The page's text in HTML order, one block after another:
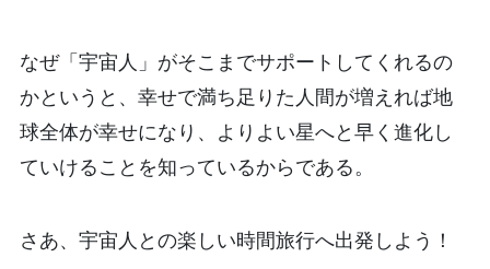
なぜ「宇宙人」がそこまでサポートしてくれるの
かというと、幸せで満ち足りた人間が増えれば地
球全体が幸せになり、よりよい星へと早く進化し
ていけることを知っているからである。
さあ、宇宙人との楽しい時間旅行へ出発しよう！